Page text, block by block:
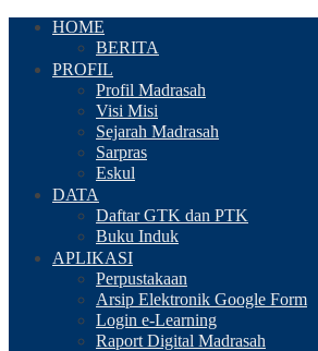
HOME
BERITA
PROFIL
Profil Madrasah
Visi Misi
Sejarah Madrasah
Sarpras
Eskul
DATA
Daftar GTK dan PTK
Buku Induk
APLIKASI
Perpustakaan
Arsip Elektronik Google Form
Login e-Learning
Raport Digital Madrasah